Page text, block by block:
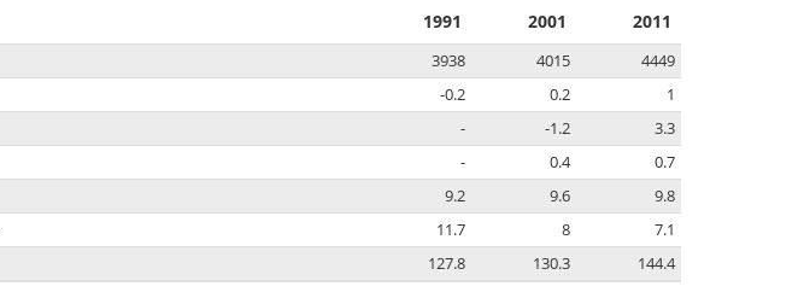
1991 2001 2011
3938 4015
4449
-0.2 0.2
1
- -1.2
3.3
- 0.4
0.7
9.2 9.6
9.8
11.7 8
7.1
127.8 130.3 144.4